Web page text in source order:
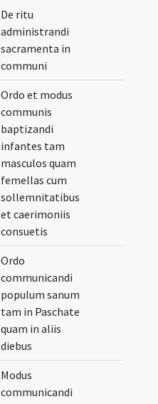
De ritu
administrandi
sacramenta in
communi
Ordo et modus
communis
baptizandi
infantes tam
masculos quam
femellas cum
sollemnitatibus
et caerimoniis
consuetis
Ordo
communicandi
populum sanum
tam in Paschate
quam in aliis
diebus
Modus
communicandi